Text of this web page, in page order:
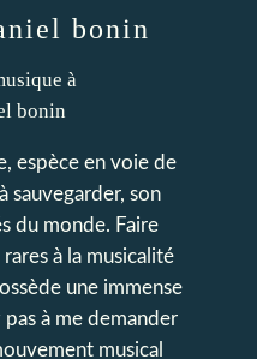
bonin
espèce en voie de
sauvegarder, son
du monde. Faire
à la musicalité
une immense
à me demander
musical